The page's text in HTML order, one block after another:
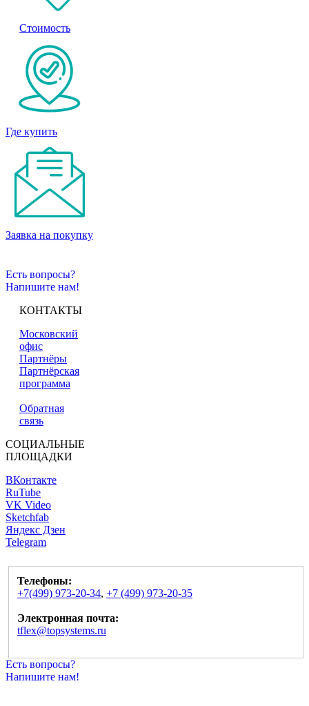
Стоимость
Где купить
Заявка на покупку
Есть вопросы?
Напишите нам!
КОНТАКТЫ
Московский
офис
Партнёры
Партнёрская
программа
Обратная
связь
СОЦИАЛЬНЫЕ
ПЛОЩАДКИ
ВКонтакте
RuTube
VK Video
Sketchfab
Яндекс Дзен
Telegram
Телефоны:
+7(499) 973-20-34, +7 (499) 973-20-35
Электронная почта:
tflex@topsystems.ru
Есть вопросы?
Напишите нам!